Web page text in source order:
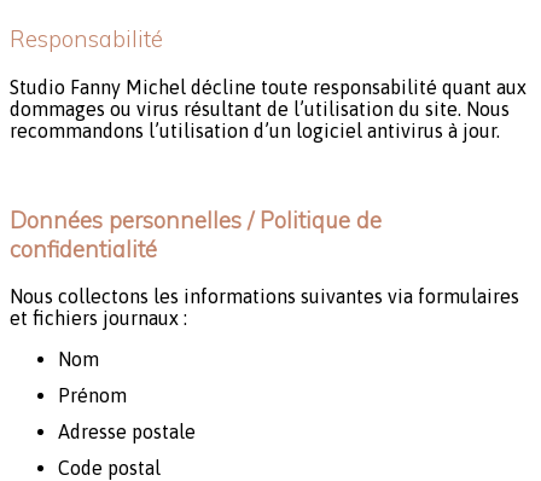
Responsabilité
Studio Fanny Michel décline toute responsabilité quant aux
dommages ou virus résultant de l’utilisation du site. Nous
recommandons l’utilisation d’un logiciel antivirus à jour.
Données personnelles / Politique de
confidentialité
Nous collectons les informations suivantes via formulaires
et fichiers journaux :
Nom
Prénom
Adresse postale
Code postal